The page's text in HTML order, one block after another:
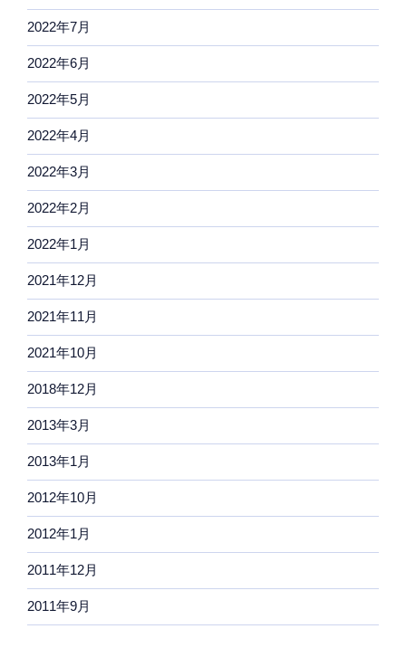
2022年7月
2022年6月
2022年5月
2022年4月
2022年3月
2022年2月
2022年1月
2021年12月
2021年11月
2021年10月
2018年12月
2013年3月
2013年1月
2012年10月
2012年1月
2011年12月
2011年9月